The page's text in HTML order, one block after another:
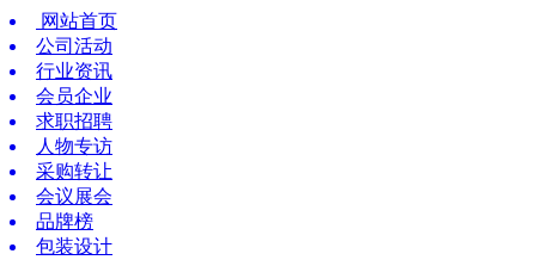
网站首页
公司活动
行业资讯
会员企业
求职招聘
人物专访
采购转让
会议展会
品牌榜
包装设计